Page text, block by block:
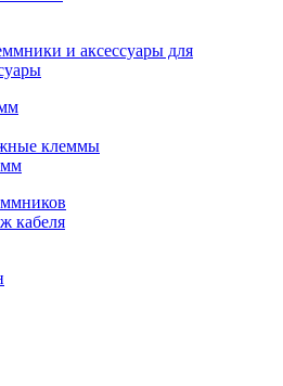
и аксессуары для
клеммы
кабеля